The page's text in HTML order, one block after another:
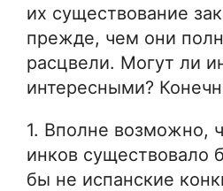
их существование
прежде, чем они
расцвели. Могут ли
интересными?
1. Вполне возможно,
инков существовало
бы не испанские